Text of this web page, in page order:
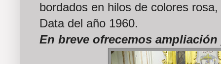
bordados en hilos de colores
Data del año 1960.
En breve ofrecemos